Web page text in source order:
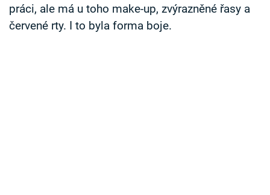
práci, ale má u toho make-up, zvýrazněné řasy a
červené rty. I to byla forma boje.